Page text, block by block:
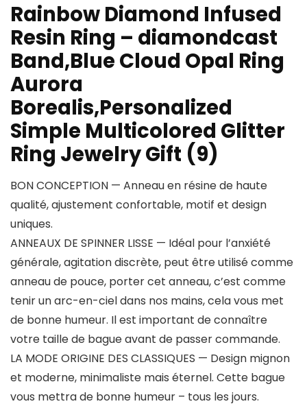
Rainbow Diamond Infused
Resin Ring – diamondcast
Band,Blue Cloud Opal Ring
Aurora
Borealis,Personalized
Simple Multicolored Glitter
Ring Jewelry Gift (9)
BON CONCEPTION — Anneau en résine de haute
qualité, ajustement confortable, motif et design
uniques.
ANNEAUX DE SPINNER LISSE — Idéal pour l’anxiété
générale, agitation discrète, peut être utilisé comme
anneau de pouce, porter cet anneau, c’est comme
tenir un arc-en-ciel dans nos mains, cela vous met
de bonne humeur. Il est important de connaître
votre taille de bague avant de passer commande.
LA MODE ORIGINE DES CLASSIQUES — Design mignon
et moderne, minimaliste mais éternel. Cette bague
vous mettra de bonne humeur – tous les jours.